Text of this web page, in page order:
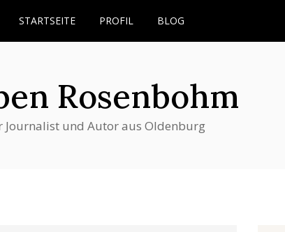
STARTSEITE PROFIL BLOG
Rosenbohm
Journalist und Autor aus Oldenburg